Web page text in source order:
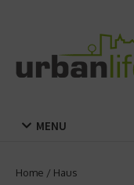
MENU
Home / Haus